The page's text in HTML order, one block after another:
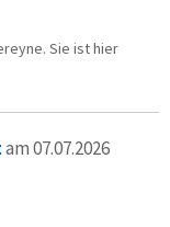
Sie ist hier
am 07.07.2026